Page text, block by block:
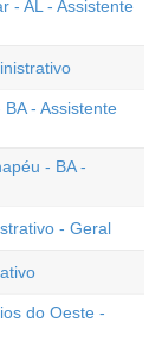
- AL - Assistente
- Assistente
- BA -
- Geral
do Oeste -